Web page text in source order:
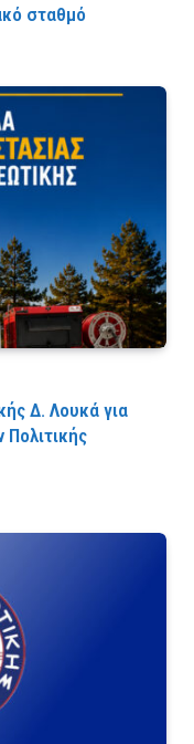
σταθμό
Δ. Λουκά για